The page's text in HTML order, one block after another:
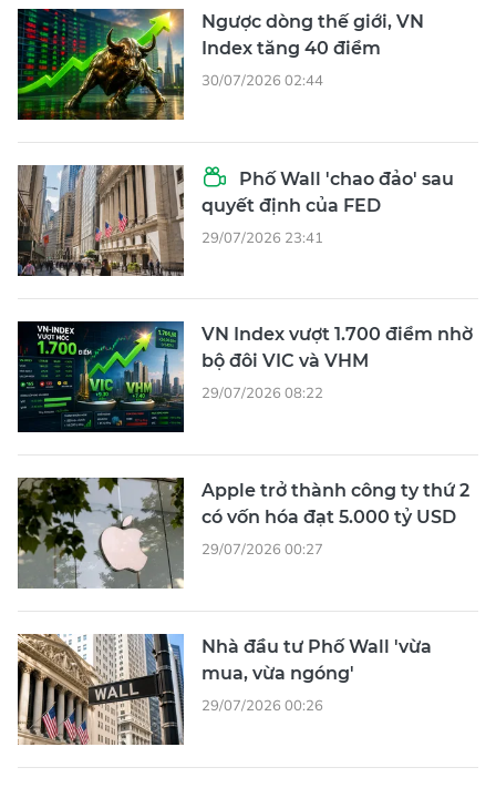
Ngược dòng thế giới, VN
Index tăng 40 điểm
30/07/2026 02:44
Phố Wall 'chao đảo' sau
quyết định của FED
29/07/2026 23:41
VN Index vượt 1.700 điểm nhờ
bộ đôi VIC và VHM
29/07/2026 08:22
Apple trở thành công ty thứ 2
có vốn hóa đạt 5.000 tỷ USD
29/07/2026 00:27
Nhà đầu tư Phố Wall 'vừa
mua, vừa ngóng'
29/07/2026 00:26